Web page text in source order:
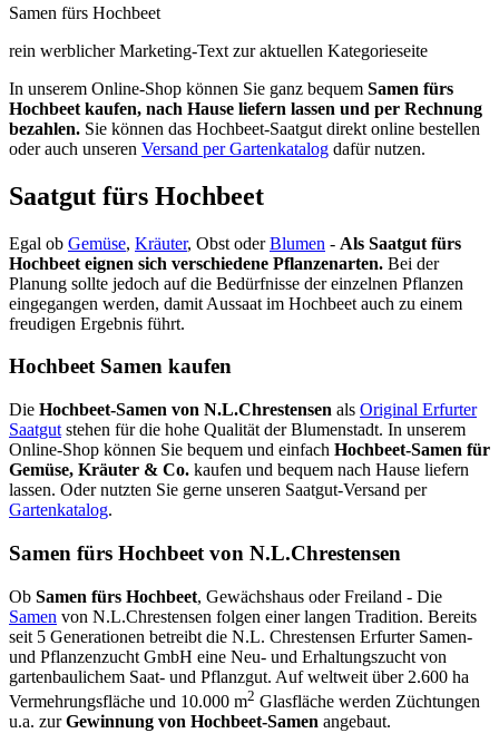
Samen fürs Hochbeet
rein werblicher Marketing-Text zur aktuellen Kategorieseite
In unserem Online-Shop können Sie ganz bequem Samen fürs
Hochbeet kaufen, nach Hause liefern lassen und per Rechnung
bezahlen. Sie können das Hochbeet-Saatgut direkt online bestellen
oder auch unseren Versand per Gartenkatalog dafür nutzen.
Saatgut fürs Hochbeet
Egal ob Gemüse, Kräuter, Obst oderBlumen - Als Saatgut fürs
Hochbeet eignen sich verschiedene Pflanzenarten. Bei der
Planung sollte jedoch auf die Bedürfnisse der einzelnen Pflanzen
eingegangen werden, damit Aussaat im Hochbeet auch zu einem
freudigen Ergebnis führt.
Hochbeet Samen kaufen
Die Hochbeet-Samen von N.L.Chrestensen als Original Erfurter
Saatgut stehen für die hohe Qualität der Blumenstadt. In unserem
Online-Shop können Sie bequem und einfach Hochbeet-Samen für
Gemüse, Kräuter & Co. kaufen und bequem nach Hause liefern
lassen. Oder nutzten Sie gerne unseren Saatgut-Versand per
Gartenkatalog.
Samen fürs Hochbeet von N.L.Chrestensen
Ob Samen fürs Hochbeet, Gewächshaus oder Freiland - Die
Samen von N.L.Chrestensen folgen einer langen Tradition. Bereits
seit 5 Generationen betreibt die N.L. Chrestensen Erfurter Samen-
und Pflanzenzucht GmbH eine Neu- und Erhaltungszucht von
gartenbaulichem Saat- und Pflanzgut. Auf weltweit über 2.600 ha
Vermehrungsfläche und 10.000 m2 Glasfläche werden Züchtungen
u.a. zurGewinnung von Hochbeet-Samen angebaut.